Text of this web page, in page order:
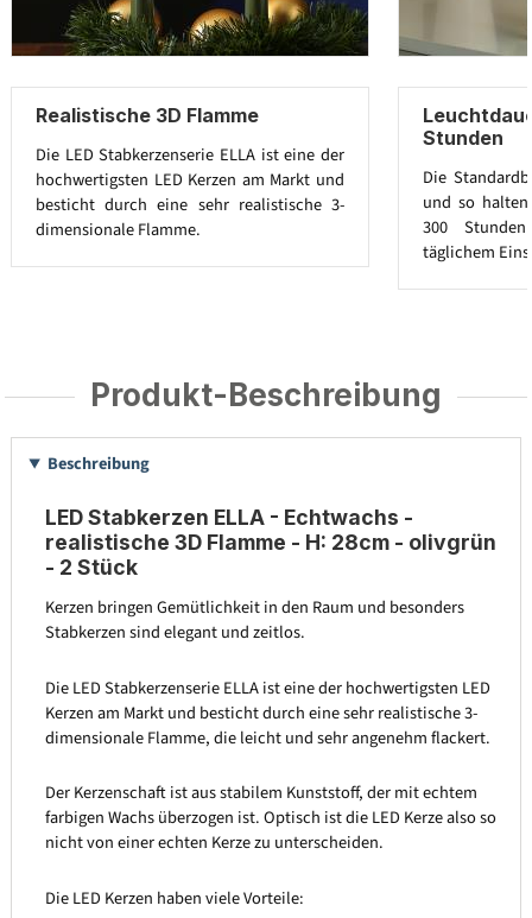
Realistische 3D Flamme
Die LED Stabkerzenserie ELLA ist eine der
hochwertigsten LED Kerzen am Markt und
besticht durch eine sehr realistische 3-
dimensionale Flamme.
Stunden
Die
und so
300
täglichem
Produkt-Beschreibung
Beschreibung
LED Stabkerzen ELLA - Echtwachs -
realistische 3D Flamme - H: 28cm - olivgrün
- 2 Stück
Kerzen bringen Gemütlichkeit in den Raum und besonders
Stabkerzen sind elegant und zeitlos.
Die LED Stabkerzenserie ELLA ist eine der hochwertigsten LED
Kerzen am Markt und besticht durch eine sehr realistische 3-
dimensionale Flamme, die leicht und sehr angenehm flackert.
Der Kerzenschaft ist aus stabilem Kunststoff, der mit echtem
farbigen Wachs überzogen ist. Optisch ist die LED Kerze also so
nicht von einer echten Kerze zu unterscheiden.
Die LED Kerzen haben viele Vorteile: